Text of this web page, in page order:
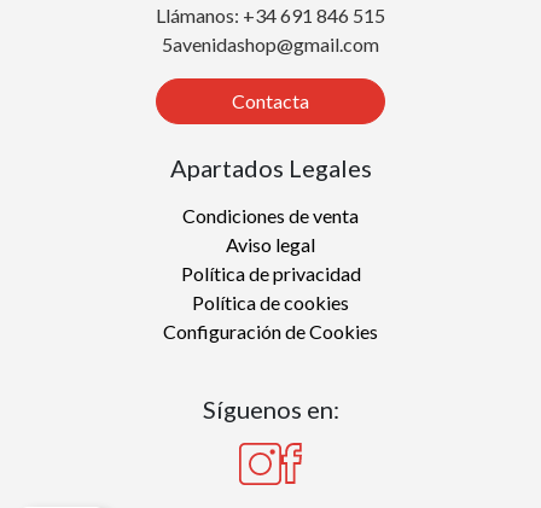
Llámanos: +34 691 846 515
5avenidashop@gmail.com
Contacta
Apartados Legales
Condiciones de venta
Aviso legal
Política de privacidad
Política de cookies
Configuración de Cookies
Síguenos en: